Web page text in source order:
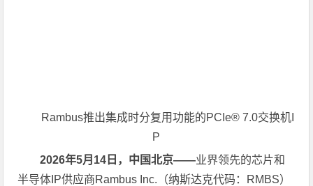
Rambus推出集成时分复用功能的PCIe® 7.0交换机I
P
2026年5月14日，中国北京——业界领先的芯片和
半导体IP供应商Rambus Inc.（纳斯达克代码：RMBS）